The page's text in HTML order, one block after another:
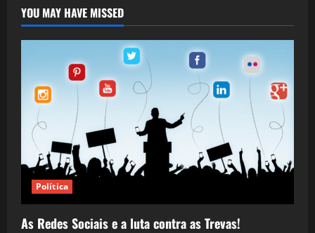
YOU MAY HAVE MISSED
Política
As Redes Sociais e a luta contra as Trevas!